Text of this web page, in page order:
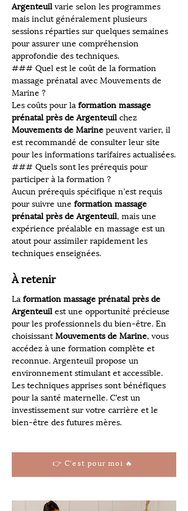
Argenteuil varie selon les programmes
mais inclut généralement plusieurs
sessions réparties sur quelques semaines
pour assurer une compréhension
approfondie des techniques.
### Quel est le coût de la formation
massage prénatal avec Mouvements de
Marine ?
Les coûts pour la formation massage
prénatal près de Argenteuil chez
Mouvements de Marine peuvent varier, il
est recommandé de consulter leur site
pour les informations tarifaires actualisées.
### Quels sont les prérequis pour
participer à la formation ?
Aucun prérequis spécifique n'est requis
pour suivre une formation massage
prénatal près de Argenteuil, mais une
expérience préalable en massage est un
atout pour assimiler rapidement les
techniques enseignées.
À retenir
La formation massage prénatal près de
Argenteuil est une opportunité précieuse
pour les professionnels du bien-être. En
choisissant Mouvements de Marine, vous
accédez à une formation complète et
reconnue. Argenteuil propose un
environnement stimulant et accessible.
Les techniques apprises sont bénéfiques
pour la santé maternelle. C’est un
investissement sur votre carrière et le
bien-être des futures mères.
👉 C'est pour moi 🔥